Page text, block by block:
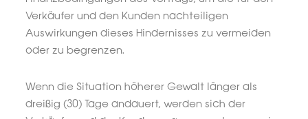
Verkäufer und den Kunden nachteiligen
Auswirkungen dieses Hindernisses zu vermeiden
oder zu begrenzen.
Wenn die Situation höherer Gewalt länger als
dreißig (30) Tage andauert, werden sich der